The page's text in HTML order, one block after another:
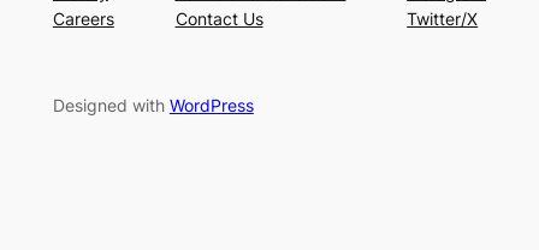
Careers
Contact Us
Twitter/X
Designed with WordPress